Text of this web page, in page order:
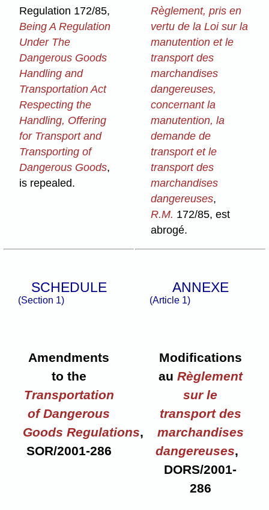
Regulation 172/85,
Being A Regulation
Under The
Dangerous Goods
Handling and
Transportation Act
Respecting the
Handling, Offering
for Transport and
Transporting of
Dangerous Goods,
is repealed.
Règlement, pris en
vertu de la Loi sur la
manutention et le
transport des
marchandises
dangereuses,
concernant la
manutention, la
demande de
transport et le
transport des
marchandises
dangereuses,
R.M. 172/85, est
abrogé.
SCHEDULE
(Section 1)
ANNEXE
(Article 1)
Amendments
to the
Transportation
of Dangerous
Goods Regulations,
SOR/2001-286
Modifications
au Règlement
sur le
transport des
marchandises
dangereuses,
DORS/2001-
286